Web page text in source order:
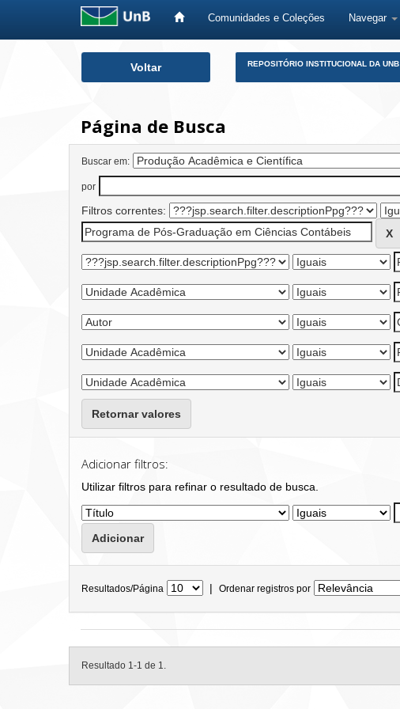
Comunidades e Coleções Navegar
Voltar REPOSITÓRIO INSTITUCIONAL DA UNB
Página de Busca
Buscar em:
por
Filtros correntes:
Retornar valores
Adicionar filtros:
Utilizar filtros para refinar o resultado de busca.
Resultados/Página | Ordenar registros por
Resultado 1-1 de 1.